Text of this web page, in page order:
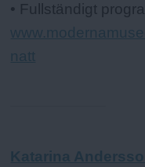
• Fullständigt
natt
Katarina